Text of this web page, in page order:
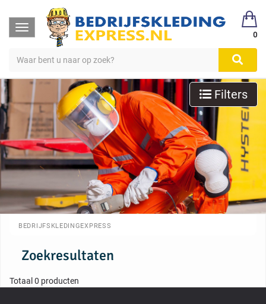
Toggle
navigation
0
BEDRIJFSKLEDINGEXPRESS
Filters
Zoekresultaten
Totaal 0 producten